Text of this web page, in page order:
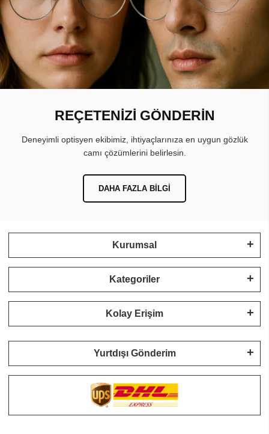
REÇETENİZİ GÖNDERİN
Deneyimli optisyen ekibimiz, ihtiyaçlarınıza en uygun gözlük
camı çözümlerini belirlesin.
DAHA FAZLA BILGI
Kurumsal
Kategoriler
Kolay Erişim
Yurtdışı Gönderim